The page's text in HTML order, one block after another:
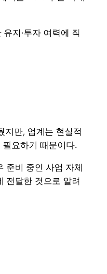
지·투자 여력에 직
지만, 업계는 현실적
요하기 때문이다.
준비 중인 사업 자체
전달한 것으로 알려